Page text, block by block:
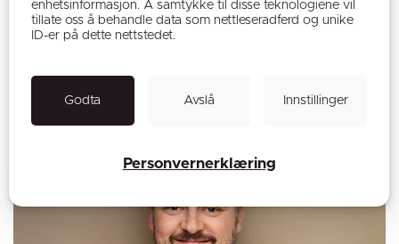
Dr. Jørgen Utvoll
Overlege og partner i Fornebuklinikken, Spesialist i
enhetsinformasjon. Å samtykke til disse teknologiene vil
tillate oss å behandle data som nettleseradferd og unike
ID-er på dette nettstedet.
Godta Avslå Innstillinger
Personvernerklæring